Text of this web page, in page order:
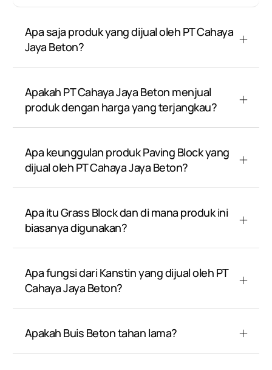
Apa saja produk yang dijual oleh PT Cahaya
Jaya Beton?
Apakah PT Cahaya Jaya Beton menjual
produk dengan harga yang terjangkau?
Apa keunggulan produk Paving Block yang
dijual oleh PT Cahaya Jaya Beton?
Apa itu Grass Block dan di mana produk ini
biasanya digunakan?
Apa fungsi dari Kanstin yang dijual oleh PT
Cahaya Jaya Beton?
Apakah Buis Beton tahan lama?